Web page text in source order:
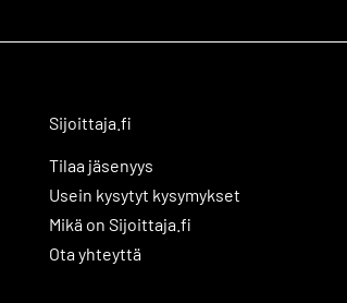
Sijoittaja.fi
Tilaa jäsenyys
Usein kysytyt kysymykset
Mikä on Sijoittaja.fi
Ota yhteyttä